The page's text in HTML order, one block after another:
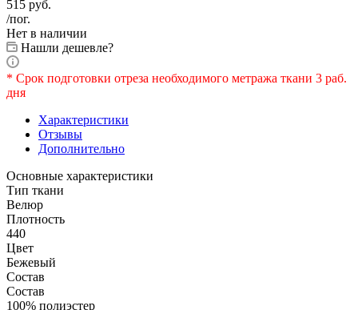
515 руб.
/пог.
Нет в наличии
Нашли дешевле?
* Срок подготовки отреза необходимого метража ткани 3 раб.
дня
Характеристики
Отзывы
Дополнительно
Основные характеристики
Тип ткани
Велюр
Плотность
440
Цвет
Бежевый
Состав
Состав
100% полиэстер